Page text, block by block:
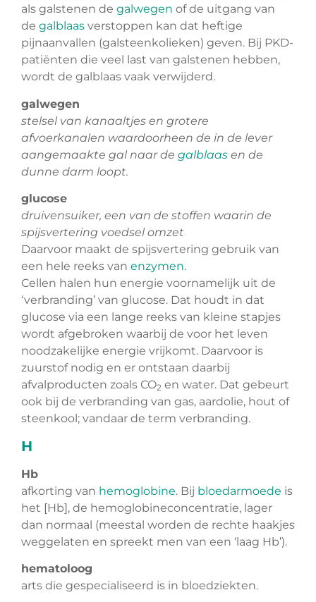
als galstenen de galwegen of de uitgang van
de galblaas verstoppen kan dat heftige
pijnaanvallen (galsteenkolieken) geven. Bij PKD-
patiënten die veel last van galstenen hebben,
wordt de galblaas vaak verwijderd.
galwegen
stelsel van kanaaltjes en grotere
afvoerkanalen waardoorheen de in de lever
aangemaakte gal naar de galblaas en de
dunne darm loopt.
glucose
druivensuiker, een van de stoffen waarin de
spijsvertering voedsel omzet
Daarvoor maakt de spijsvertering gebruik van
een hele reeks van enzymen.
Cellen halen hun energie voornamelijk uit de
‘verbranding’ van glucose. Dat houdt in dat
glucose via een lange reeks van kleine stapjes
wordt afgebroken waarbij de voor het leven
noodzakelijke energie vrijkomt. Daarvoor is
zuurstof nodig en er ontstaan daarbij
afvalproducten zoals CO2 en water. Dat gebeurt
ook bij de verbranding van gas, aardolie, hout of
steenkool; vandaar de term verbranding.
H
Hb
afkorting van hemoglobine. Bij bloedarmoede is
het [Hb], de hemoglobineconcentratie, lager
dan normaal (meestal worden de rechte haakjes
weggelaten en spreekt men van een ‘laag Hb’).
hematoloog
arts die gespecialiseerd is in bloedziekten.